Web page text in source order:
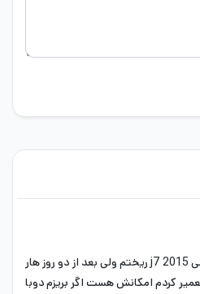
سلام من کلش رویال توی گوشی j7 2015 ریختم ولی بعد از دو روز هار
کردم امکانش هست اگر بریزم دوبا